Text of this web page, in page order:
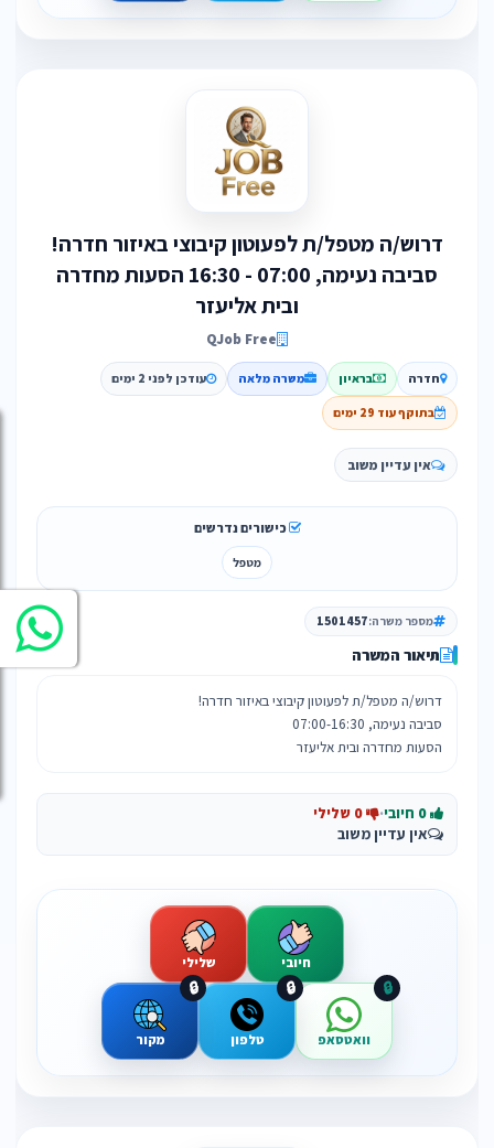
דרוש/ה מטפל/ת לפעוטון קיבוצי באיזור חדרה!
סביבה נעימה, 07:00 - 16:30 הסעות מחדרה
ובית אליעזר
QJob Free
חדרה בראיון משרה מלאה עודכן לפני 2 ימים
בתוקף עוד 29 ימים
אין עדיין משוב
כישורים נדרשים
מטפל
מספר משרה:1501457
תיאור המשרה
הסעות מחדרה ובית אליעזר
·
אין עדיין משוב
חיובי שלילי
וואטסאפ
🔒
טלפון
🔒
מקור
🔒